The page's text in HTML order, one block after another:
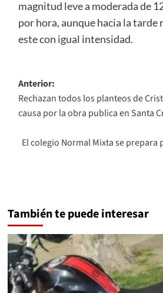
magnitud leve a moderada de
por hora, aunque hacia la tarde
este con igual intensidad.
Navegación
de
entradas
Anterior:
Rechazan todos los planteos de
causa por la obra publica en Santa
El colegio Normal Mixta se prepara
También te puede interesar